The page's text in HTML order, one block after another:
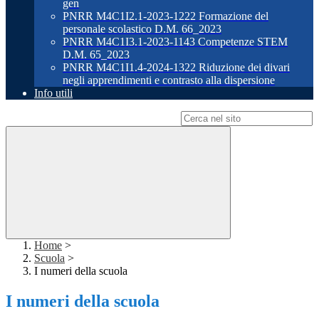
gen
PNRR M4C1I2.1-2023-1222 Formazione del
personale scolastico D.M. 66_2023
PNRR M4C1I3.1-2023-1143 Competenze STEM
D.M. 65_2023
PNRR M4C1I1.4-2024-1322 Riduzione dei divari
negli apprendimenti e contrasto alla dispersione
Info utili
Home >
Scuola >
I numeri della scuola
I numeri della scuola